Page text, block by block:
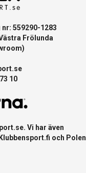
559290-1283
Frölunda
10
. Vi har även
Klubbensport.fi och Polen